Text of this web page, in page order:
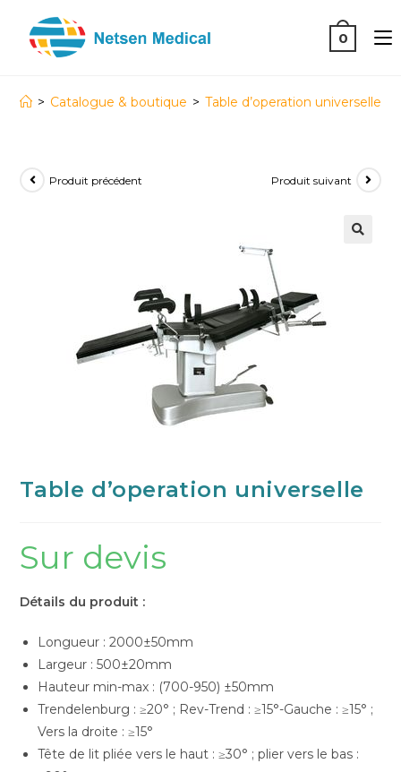
0
> Catalogue & boutique > Table d’operation universelle
Produit précédent Produit suivant
Table d’operation universelle
Sur devis
Détails du produit :
Longueur : 2000±50mm
Largeur : 500±20mm
Hauteur min-max : (700-950) ±50mm
Trendelenburg : ≥20° ; Rev-Trend : ≥15°-Gauche : ≥15° ;
Vers la droite : ≥15°
Tête de lit pliée vers le haut : ≥30° ; plier vers le bas :